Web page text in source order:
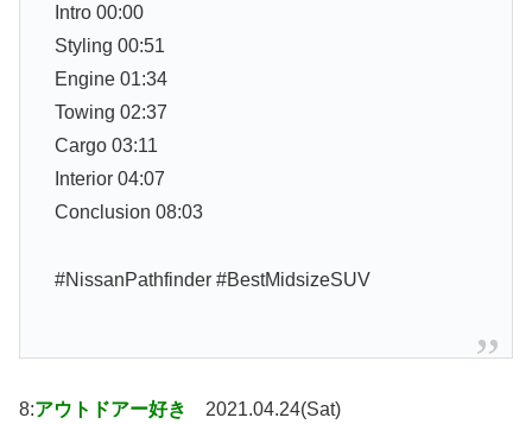
Intro 00:00
Styling 00:51
Engine 01:34
Towing 02:37
Cargo 03:11
Interior 04:07
Conclusion 08:03
#NissanPathfinder #BestMidsizeSUV
8:アウトドアー好き 2021.04.24(Sat)